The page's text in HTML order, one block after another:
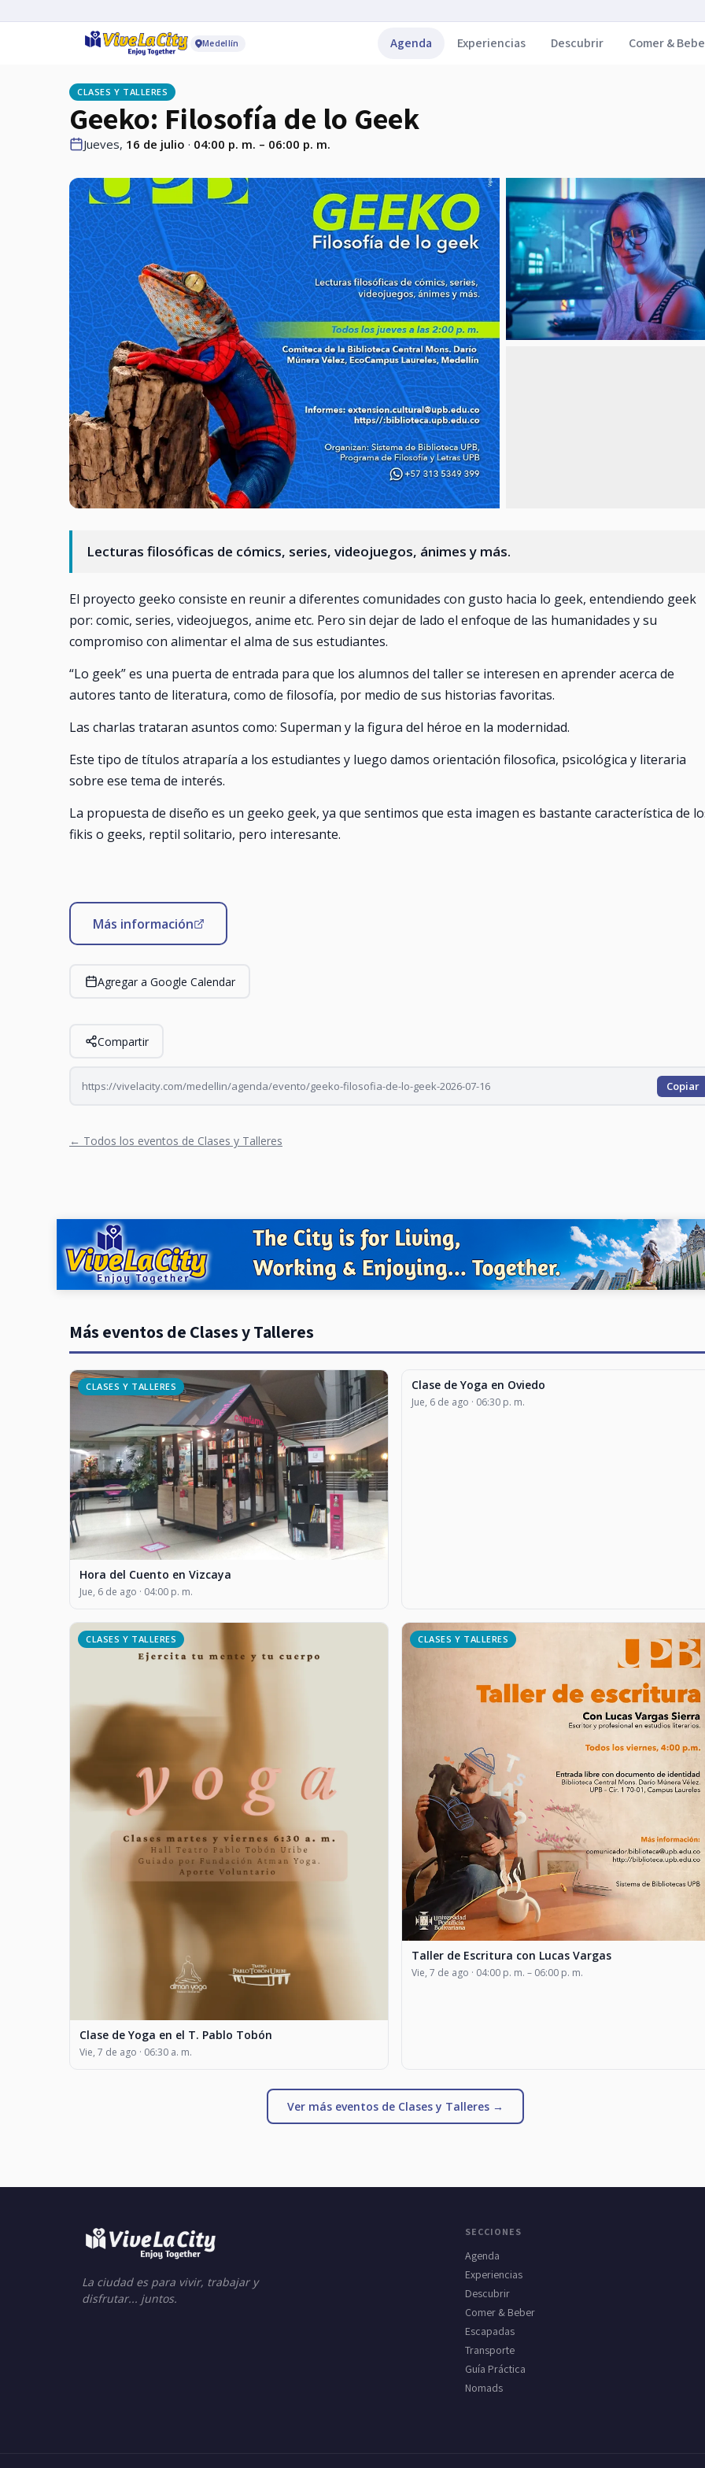
Medellín Agenda Experiencias Descubrir Comer &
CLASES Y TALLERES
Geeko: Filosofía de lo Geek
Jueves, 16 de julio · 04:00 p. m. – 06:00 p. m.
Lecturas filosóficas de cómics, series, videojuegos, ánimes y más.
El proyecto geeko consiste en reunir a diferentes comunidades con gusto hacia lo geek, entendiendo geek
por: comic, series, videojuegos, anime etc. Pero sin dejar de lado el enfoque de las humanidades y su
compromiso con alimentar el alma de sus estudiantes.
“Lo geek” es una puerta de entrada para que los alumnos del taller se interesen en aprender acerca de
autores tanto de literatura, como de filosofía, por medio de sus historias favoritas.
Las charlas trataran asuntos como: Superman y la figura del héroe en la modernidad.
Este tipo de títulos atraparía a los estudiantes y luego damos orientación filosofica, psicológica y literaria
sobre ese tema de interés.
La propuesta de diseño es un geeko geek, ya que sentimos que esta imagen es bastante característica de
fikis o geeks, reptil solitario, pero interesante.
Más información
Agregar a Google Calendar
Compartir
https://vivelacity.com/medellin/agenda/evento/geeko-filosofia-de-lo-geek-2026-07-16 Copiar
← Todos los eventos de Clases y Talleres
Más eventos de Clases y Talleres
CLASES Y TALLERES
Hora del Cuento en Vizcaya
Jue, 6 de ago · 04:00 p. m.
CLASES Y TALLERES
Clase de Yoga en Oviedo
Jue, 6 de ago · 06:30 p. m.
CLASES Y TALLERES
Clase de Yoga en el T. Pablo Tobón
Vie, 7 de ago · 06:30 a. m.
CLASES Y TALLERES
Taller de Escritura con Lucas Vargas
Vie, 7 de ago · 04:00 p. m. – 06:00 p. m.
Ver más eventos de Clases y Talleres →
La ciudad es para vivir, trabajar y
disfrutar... juntos.
SECCIONES
Agenda
Experiencias
Descubrir
Comer & Beber
Escapadas
Transporte
Guía Práctica
Nomads